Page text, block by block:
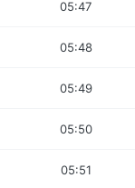
05:47
05:48
05:49
05:50
05:51